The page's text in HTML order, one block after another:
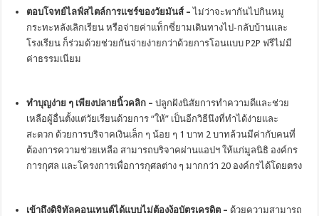
ตอบโจทย์ไลฟ์สไตล์การแชร์ของวัยมันส์ – ไม่ว่าจะพากันไปกินหมู
กระทะหลังเลิกเรียน หรือจ่ายค่าแท็กซี่ยามเดินทางไป-กลับบ้านและ
โรงเรียน ก็ร่วมด้วยช่วยกันจ่ายง่ายกว่าด้วยการโอนแบบ P2P ฟรีไม่มี
ค่าธรรมเนียม
ทำบุญง่าย ๆ เพียงปลายนิ้วคลิก – ปลูกฝังนิสัยการทำความดีและช่วย
เหลือผู้อื่นตั้งแต่วัยเรียนด้วยการ “ให้” เป็นอีกวิธีนึงที่ทำได้ง่ายและ
สะดวก ด้วยการบริจาคเงินเล็ก ๆ น้อย ๆ 1 บาท 2 บาทล้วนมีค่ากับคนที่
ต้องการความช่วยเหลือ สามารถบริจาคผ่านแอปฯ ให้แก่มูลนิธิ องค์กร
การกุศล และโครงการเพื่อการกุศลต่าง ๆ มากกว่า 20 องค์กรได้โดยตรง
เข้าถึงดิจิทัลคอนเทนต์ได้แบบไม่ต้องง้อบัตรเครดิต – ด้วยความสามารถ